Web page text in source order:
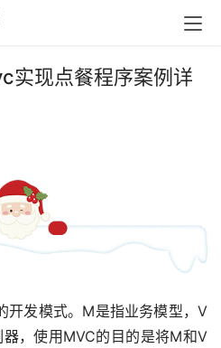
现点餐程序案例详
开发模式。M是指业务模型，V
，使用MVC的目的是将M和V